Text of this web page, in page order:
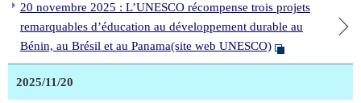
20 novembre 2025 : L’UNESCO récompense trois projets
remarquables d’éducation au développement durable au
Bénin, au Brésil et au Panama(site web UNESCO)
2025/11/20